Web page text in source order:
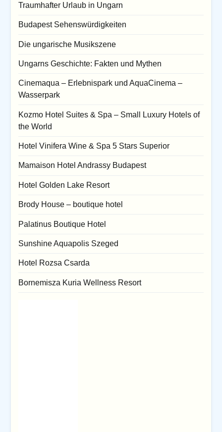
Traumhafter Urlaub in Ungarn
Budapest Sehenswürdigkeiten
Die ungarische Musikszene
Ungarns Geschichte: Fakten und Mythen
Cinemaqua – Erlebnispark und AquaCinema –
Wasserpark
Kozmo Hotel Suites & Spa – Small Luxury Hotels of
the World
Hotel Vinifera Wine & Spa 5 Stars Superior
Mamaison Hotel Andrassy Budapest
Hotel Golden Lake Resort
Brody House – boutique hotel
Palatinus Boutique Hotel
Sunshine Aquapolis Szeged
Hotel Rozsa Csarda
Bornemisza Kuria Wellness Resort